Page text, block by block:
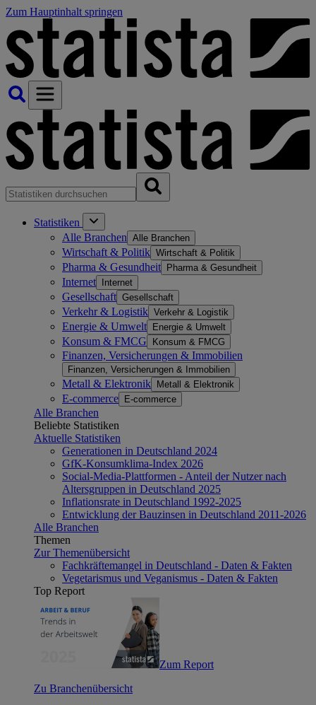
Zum Hauptinhalt springen
Statistiken
Alle Branchen Alle Branchen
Wirtschaft & Politik Wirtschaft & Politik
Pharma & Gesundheit Pharma & Gesundheit
Internet Internet
Gesellschaft Gesellschaft
Verkehr & Logistik Verkehr & Logistik
Energie & Umwelt Energie & Umwelt
Konsum & FMCG Konsum & FMCG
Finanzen, Versicherungen & Immobilien
Finanzen, Versicherungen & Immobilien
Metall & Elektronik Metall & Elektronik
E-commerce E-commerce
Alle Branchen
Beliebte Statistiken
Aktuelle Statistiken
Generationen in Deutschland 2024
GfK-Konsumklima-Index 2026
Social-Media-Plattformen - Anteil der Nutzer nach
Altersgruppen in Deutschland 2025
Inflationsrate in Deutschland 1992-2025
Entwicklung der Bauzinsen in Deutschland 2011-2026
Alle Branchen
Themen
Zur Themenübersicht
Fachkräftemangel in Deutschland - Daten & Fakten
Vegetarismus und Veganismus - Daten & Fakten
Top Report
Zum Report
Zu Branchenübersicht